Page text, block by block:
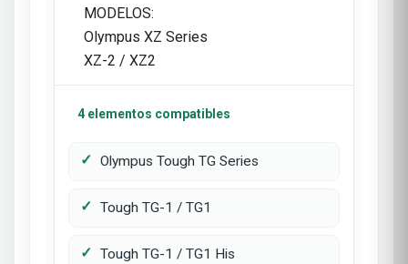
MODELOS:
Olympus XZ Series
XZ-2 / XZ2
4 elementos compatibles
Olympus Tough TG Series
Tough TG-1 / TG1
Tough TG-1 / TG1 His